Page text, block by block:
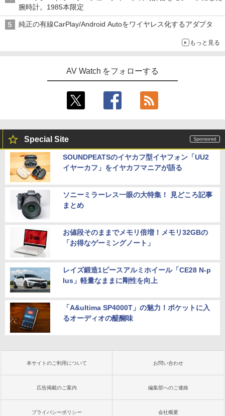
腕時計。1985本限定
純正の有線CarPlay/Android Autoをワイヤレス化するアダプタ
もっと見る
AV Watch をフォローする
Special Site
SOUNDPEATSのイヤカフ型イヤフォン「UU2
イヤーカフ」をイヤカフマニアが語る
ソニーミラーレス一眼の大特集！ 見どころ記事
まとめ
お値段そのままでメモリ倍増！メモリ32GBの
「お得なゲーミングノート」
レイズ鍛造1ピースアルミホイール「CE28 N-p
lus」軽量なままに剛性を向上
「A&ultima SP4000T」の魅力！ポケットに入
るオーディオの醍醐味
本サイトのご利用について お問い合わせ
広告掲載のご案内 編集部へのご連絡
プライバシーポリシー 会社概要